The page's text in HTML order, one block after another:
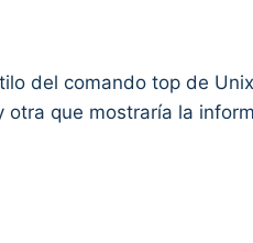
del comando top de
que mostraría la